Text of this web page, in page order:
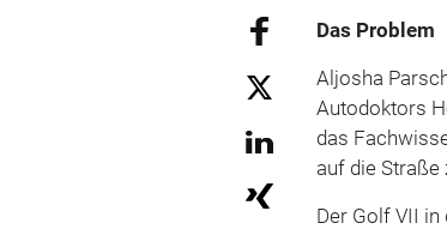
Das Problem
Aljosha
Autodoktors
das
auf die Straße
Der Golf VII